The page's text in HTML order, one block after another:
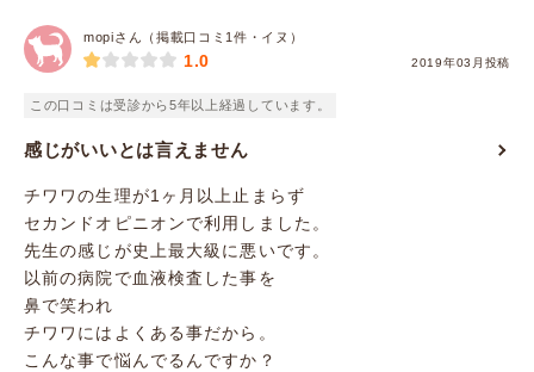
mopiさん（掲載口コミ1件・イヌ）
2019年03月投稿
1.0
この口コミは受診から5年以上経過しています。
感じがいいとは言えません
チワワの生理が1ヶ月以上止まらず
セカンドオピニオンで利用しました。
先生の感じが史上最大級に悪いです。
以前の病院で血液検査した事を
鼻で笑われ
チワワにはよくある事だから。
こんな事で悩んでるんですか？